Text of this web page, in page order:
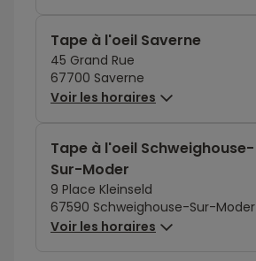
Tape à l'oeil Saverne
45 Grand Rue
67700 Saverne
Voir les horaires
Tape à l'oeil Schweighouse-
Sur-Moder
9 Place Kleinseld
67590 Schweighouse-Sur-Moder
Voir les horaires